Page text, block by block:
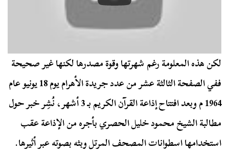
لكن هذه المعلومة رغم شهرتها وقوة مصدرها لكنها غير صحيحة
ففي الصفحة الثالثة عشر من عدد جريدة الأهرام يوم 18 يونيو عام
1964 م وبعد افتتاح إذاعة القرآن الكريم بـ 3 أشهر، نُشِر خبر حول
مطالبة الشيخ محمود خليل الحصري بأجره من الإذاعة عقب
استخدامها اسطوانات المصحف المرتل وبثه بصوته عبر أثيرها.